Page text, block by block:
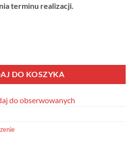
terminu realizacji.
DO KOSZYKA
do obserwowanych